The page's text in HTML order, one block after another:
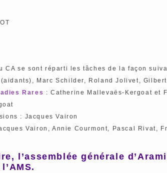
CA se sont réparti les tâches de la façon
Marc Schilder, Roland Jolivet,
Rares : Catherine Mallevaës-Kergoat et
: Jacques Vairon
Vairon, Annie Courmont, Pascal Rivat,
l’assemblée générale